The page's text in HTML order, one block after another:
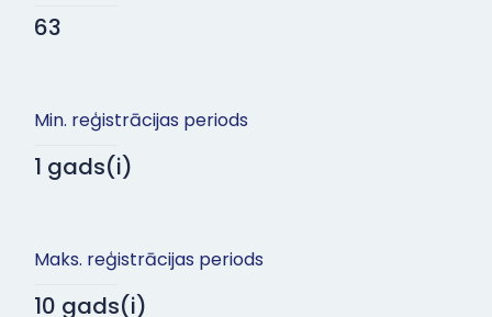
63
Min. reģistrācijas periods
1 gads(i)
Maks. reģistrācijas periods
10 gads(i)